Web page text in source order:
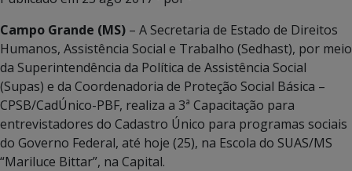
Campo Grande (MS) – A Secretaria de Estado de Direitos
Humanos, Assistência Social e Trabalho (Sedhast), por meio
da Superintendência da Política de Assistência Social
(Supas) e da Coordenadoria de Proteção Social Básica –
CPSB/CadÚnico-PBF, realiza a 3ª Capacitação para
entrevistadores do Cadastro Único para programas sociais
do Governo Federal, até hoje (25), na Escola do SUAS/MS
“Mariluce Bittar”, na Capital.